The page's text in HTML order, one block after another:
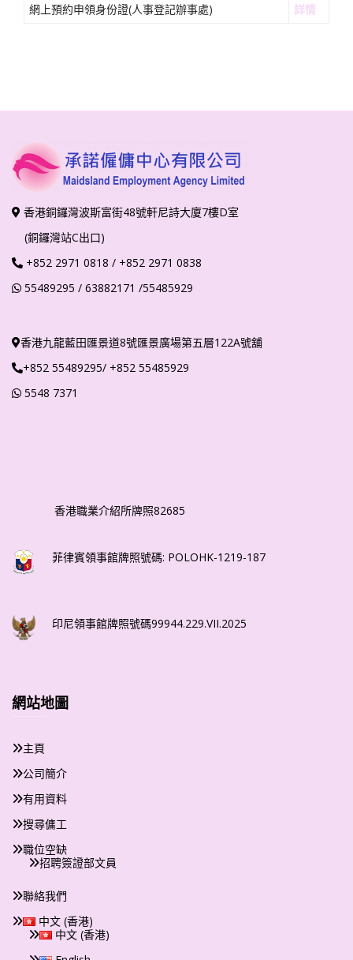
網上預約申領身份證(人事登記辦事處) 詳情
香港銅鑼灣波斯富街48號軒尼詩大廈7樓D室
(銅鑼灣站C出口)
+852 2971 0818 / +852 2971 0838
55489295 / 63882171 /55485929
香港九龍藍田匯景道8號匯景廣場第五層122A號舖
+852 55489295/ +852 55485929
5548 7371
香港職業介紹所牌照82685
菲律賓領事館牌照號碼: POLOHK-1219-187
印尼領事館牌照號碼99944.229.VII.2025
網站地圖
主頁
公司簡介
有用資料
搜尋傭工
職位空缺
招聘簽證部文員
聯絡我們
中文 (香港)
中文 (香港)